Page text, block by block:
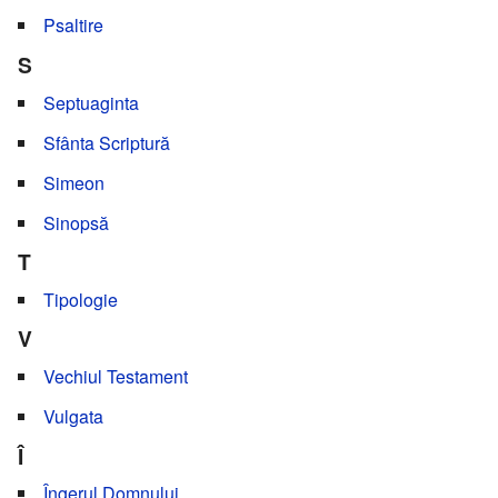
Psaltire
S
Septuaginta
Sfânta Scriptură
Simeon
Sinopsă
T
Tipologie
V
Vechiul Testament
Vulgata
Î